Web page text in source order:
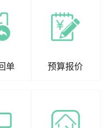
单 预算报价